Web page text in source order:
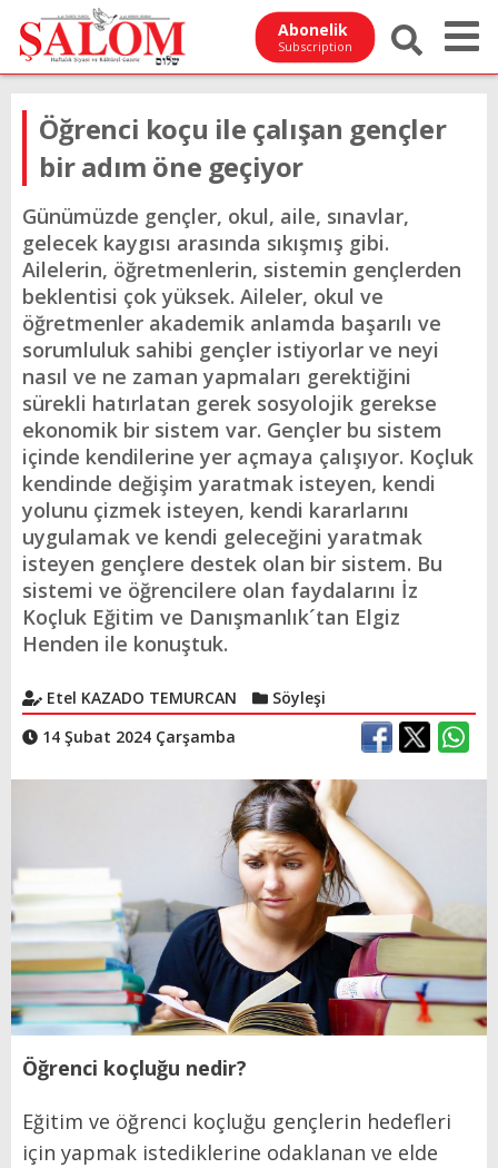
Abonelik
Subscription
Öğrenci koçu ile çalışan gençler
bir adım öne geçiyor
Günümüzde gençler, okul, aile, sınavlar,
gelecek kaygısı arasında sıkışmış gibi.
Ailelerin, öğretmenlerin, sistemin gençlerden
beklentisi çok yüksek. Aileler, okul ve
öğretmenler akademik anlamda başarılı ve
sorumluluk sahibi gençler istiyorlar ve neyi
nasıl ve ne zaman yapmaları gerektiğini
sürekli hatırlatan gerek sosyolojik gerekse
ekonomik bir sistem var. Gençler bu sistem
içinde kendilerine yer açmaya çalışıyor. Koçluk
kendinde değişim yaratmak isteyen, kendi
yolunu çizmek isteyen, kendi kararlarını
uygulamak ve kendi geleceğini yaratmak
isteyen gençlere destek olan bir sistem. Bu
sistemi ve öğrencilere olan faydalarını İz
Koçluk Eğitim ve Danışmanlık´tan Elgiz
Henden ile konuştuk.
Etel KAZADO TEMURCAN
Söyleşi
14 Şubat 2024 Çarşamba
Öğrenci koçluğu nedir?
Eğitim ve öğrenci koçluğu gençlerin hedefleri
için yapmak istediklerine odaklanan ve elde